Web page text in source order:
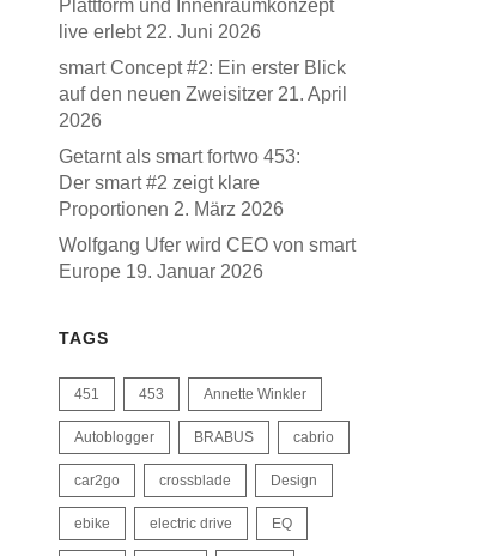
Plattform und Innenraumkonzept
live erlebt 22. Juni 2026
smart Concept #2: Ein erster Blick
auf den neuen Zweisitzer 21. April
2026
Getarnt als smart fortwo 453:
Der smart #2 zeigt klare
Proportionen 2. März 2026
Wolfgang Ufer wird CEO von smart
Europe 19. Januar 2026
TAGS
451 453 Annette Winkler
Autoblogger BRABUS cabrio
car2go crossblade Design
ebike electric drive EQ